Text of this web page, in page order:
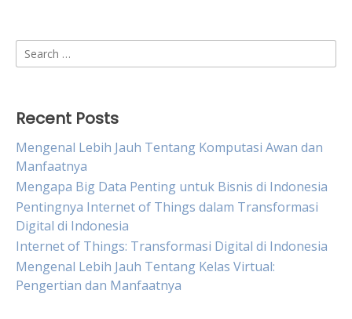
Search
for:
Recent Posts
Mengenal Lebih Jauh Tentang Komputasi Awan dan
Manfaatnya
Mengapa Big Data Penting untuk Bisnis di Indonesia
Pentingnya Internet of Things dalam Transformasi
Digital di Indonesia
Internet of Things: Transformasi Digital di Indonesia
Mengenal Lebih Jauh Tentang Kelas Virtual:
Pengertian dan Manfaatnya